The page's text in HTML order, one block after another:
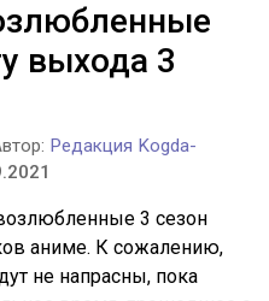
выхода 3
Редакция Kogda-
3 сезон
аниме. К сожалению,
не напрасны, пока